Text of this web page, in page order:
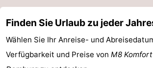
Finden Sie Urlaub zu jeder
Wählen Sie Ihr Anreise- und
Verfügbarkeit und Preise von M8